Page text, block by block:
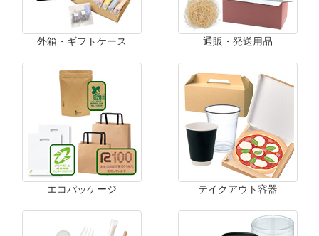
外箱・ギフトケース 通販・発送用品
エコパッケージ テイクアウト容器